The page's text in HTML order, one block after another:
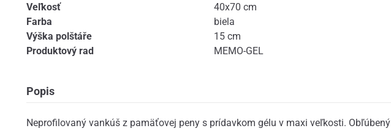
Veľkosť
40x70 cm
Farba
biela
Výška polštáře
15 cm
Produktový rad
MEMO-GEL
Popis
Neprofilovaný vankúš z pamäťovej peny s prídavkom gélu v maxi veľkosti. Obľúbený